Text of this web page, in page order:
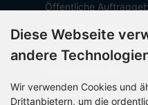
Öffentliche
Geschäftskunden
Beschaffungsplattform
Über OCTO IT
Diese Webseite
andere
Wir verwenden Cookies und
Drittanbietern, um die